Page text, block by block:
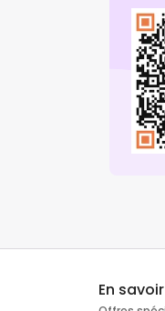
En